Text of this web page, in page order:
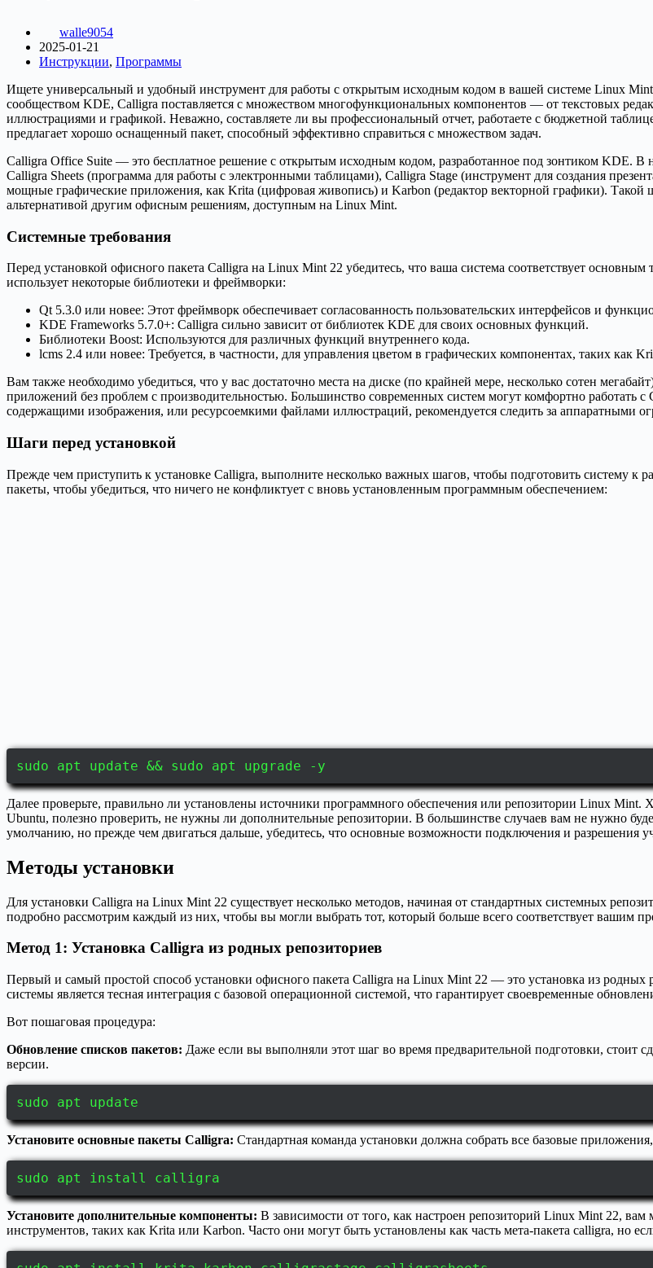
walle9054
2025-01-21
Инструкции, Программы
Ищете универсальный и удобный инструмент для работы с открытым исходным кодом в вашей системе Linux
сообществом KDE, Calligra поставляется с множеством многофункциональных компонентов — от текстовых
иллюстрациями и графикой. Неважно, составляете ли вы профессиональный отчет, работаете с бюджетной
предлагает хорошо оснащенный пакет, способный эффективно справиться с множеством задач.
Calligra Office Suite — это бесплатное решение с открытым исходным кодом, разработанное под зонтиком KDE. В
Calligra Sheets (программа для работы с электронными таблицами), Calligra Stage (инструмент для создания
мощные графические приложения, как Krita (цифровая живопись) и Karbon (редактор векторной графики). Такой
альтернативой другим офисным решениям, доступным на Linux Mint.
Системные требования
Перед установкой офисного пакета Calligra на Linux Mint 22 убедитесь, что ваша система соответствует
использует некоторые библиотеки и фреймворки:
Qt 5.3.0 или новее: Этот фреймворк обеспечивает согласованность пользовательских интерфейсов и
KDE Frameworks 5.7.0+: Calligra сильно зависит от библиотек KDE для своих основных функций.
Библиотеки Boost: Используются для различных функций внутреннего кода.
lcms 2.4 или новее: Требуется, в частности, для управления цветом в графических компонентах, таких как
Вам также необходимо убедиться, что у вас достаточно места на диске (по крайней мере, несколько сотен
приложений без проблем с производительностью. Большинство современных систем могут комфортно работать
содержащими изображения, или ресурсоемкими файлами иллюстраций, рекомендуется следить за аппаратными
Шаги перед установкой
Прежде чем приступить к установке Calligra, выполните несколько важных шагов, чтобы подготовить систему к
пакеты, чтобы убедиться, что ничего не конфликтует с вновь установленным программным обеспечением:
sudo apt update && sudo apt upgrade -y
Далее проверьте, правильно ли установлены источники программного обеспечения или репозитории Linux
Ubuntu, полезно проверить, не нужны ли дополнительные репозитории. В большинстве случаев вам не нужно
умолчанию, но прежде чем двигаться дальше, убедитесь, что основные возможности подключения и разрешения
Методы установки
Для установки Calligra на Linux Mint 22 существует несколько методов, начиная от стандартных системных
подробно рассмотрим каждый из них, чтобы вы могли выбрать тот, который больше всего соответствует вашим
Метод 1: Установка Calligra из родных репозиториев
Первый и самый простой способ установки офисного пакета Calligra на Linux Mint 22 — это установка из
системы является тесная интеграция с базовой операционной системой, что гарантирует своевременные
Вот пошаговая процедура:
Обновление списков пакетов: Даже если вы выполняли этот шаг во время предварительной подготовки, стоит
версии.
sudo apt update
Установите основные пакеты Calligra: Стандартная команда установки должна собрать все базовые
sudo apt install calligra
Установите дополнительные компоненты: В зависимости от того, как настроен репозиторий Linux Mint 22,
инструментов, таких как Krita или Karbon. Часто они могут быть установлены как часть мета-пакета calligra, но